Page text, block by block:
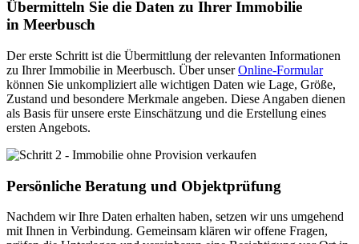
Übermitteln Sie die Daten zu Ihrer Immobilie
in Meerbusch
Der erste Schritt ist die Übermittlung der relevanten Informationen
zu Ihrer Immobilie in Meerbusch. Über unserOnline-Formular
können Sie unkompliziert alle wichtigen Daten wie Lage, Größe,
Zustand und besondere Merkmale angeben. Diese Angaben dienen
als Basis für unsere erste Einschätzung und die Erstellung eines
ersten Angebots.
Persönliche Beratung und Objektprüfung
Nachdem wir Ihre Daten erhalten haben, setzen wir uns umgehend
mit Ihnen in Verbindung. Gemeinsam klären wir offene Fragen,